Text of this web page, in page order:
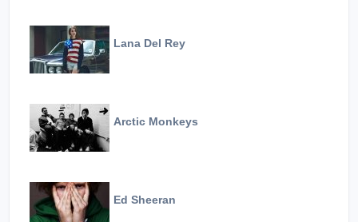
Lana Del Rey
Arctic Monkeys
Ed Sheeran